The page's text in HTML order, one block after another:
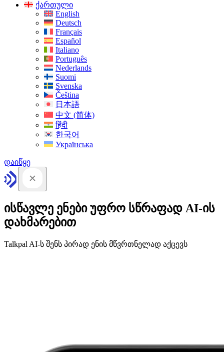
ქართული
English
Deutsch
Français
Español
Italiano
Português
Nederlands
Suomi
Svenska
Čeština
日本語
中文 (简体)
हिंदी
한국어
Українська
დაიწყე
ისწავლე ენები უფრო სწრაფად AI-ის
დახმარებით
Talkpal AI-ს შენს პირად ენის მწვრთნელად აქცევს